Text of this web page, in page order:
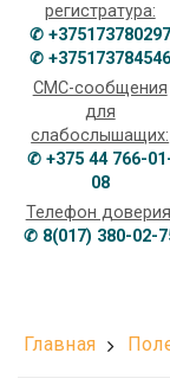
регистратура:
✆ +375173780297
✆ +375173784546
СМС-сообщения
для
слабослышащих:
✆ +375 44 766-
08
Телефон
✆ 8(017) 380-02-
Главная